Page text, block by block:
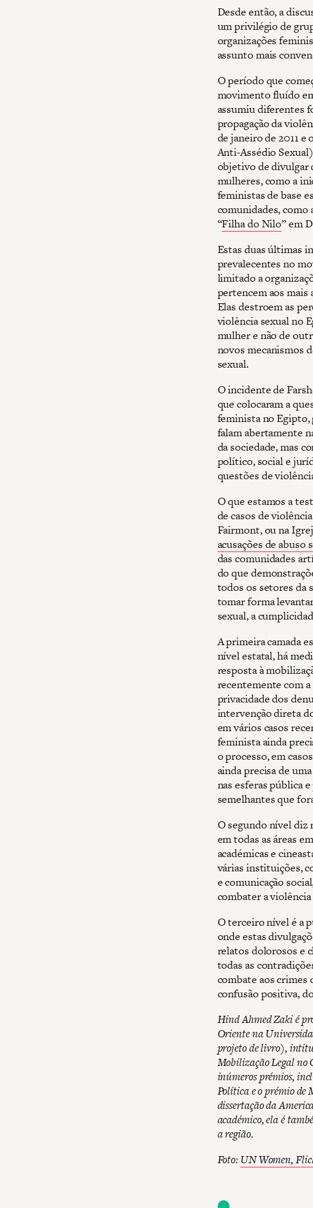
Desde então, a
um privilégio de
organizações
assunto mais
O período que
movimento fluído
assumiu diferentes
propagação da
de janeiro de 2011
Anti-Assédio
objetivo de divulgar
mulheres, como a
feministas de base
comunidades, como
“Filha do Nilo” em
Estas duas últimas
prevalecentes no
limitado a
pertencem aos
Elas destroem as
violência sexual no
mulher e não de
novos mecanismos
sexual.
O incidente de
que colocaram a
feminista no Egipto,
falam abertamente
da sociedade, mas
político, social e
questões de
O que estamos a
de casos de
Fairmont, ou na
acusações de abuso
das comunidades
do que
todos os setores da
tomar forma
sexual, a
A primeira camada
nível estatal, há
resposta à
recentemente com
privacidade dos
intervenção direta
em vários casos
feminista ainda
o processo, em
ainda precisa de
nas esferas pública
semelhantes que
O segundo nível
em todas as áreas
académicas e
várias instituições,
e comunicação
combater a
O terceiro nível é a
onde estas
relatos dolorosos e
todas as
combate aos crimes
confusão positiva,
Hind Ahmed Zaki é
Oriente na
projeto de livro),
Mobilização Legal no
inúmeros prémios,
Política e o prémio de
dissertação da
académico, ela é
a região.
Foto: UN Women,